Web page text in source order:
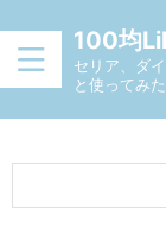
100均
セリア、ダ
と使ってみ